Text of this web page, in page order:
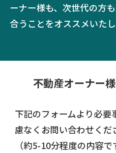
ーナー様も、次世代の方
合うことをオススメいたし
不動産オーナー
下記のフォームより必
慮なくお問い合わせくだ
（約5-10分程度の内容で